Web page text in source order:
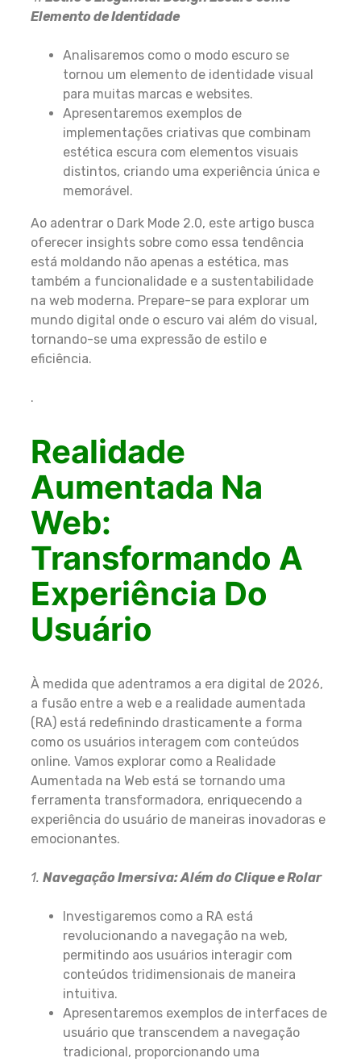
Elemento de Identidade
Analisaremos como o modo escuro se
tornou um elemento de identidade visual
para muitas marcas e websites.
Apresentaremos exemplos de
implementações criativas que combinam
estética escura com elementos visuais
distintos, criando uma experiência única e
memorável.
Ao adentrar o Dark Mode 2.0, este artigo busca
oferecer insights sobre como essa tendência
está moldando não apenas a estética, mas
também a funcionalidade e a sustentabilidade
na web moderna. Prepare-se para explorar um
mundo digital onde o escuro vai além do visual,
tornando-se uma expressão de estilo e
eficiência.
.
Realidade
Aumentada Na
Web:
Transformando A
Experiência Do
Usuário
À medida que adentramos a era digital de 2026,
a fusão entre a web e a realidade aumentada
(RA) está redefinindo drasticamente a forma
como os usuários interagem com conteúdos
online. Vamos explorar como a Realidade
Aumentada na Web está se tornando uma
ferramenta transformadora, enriquecendo a
experiência do usuário de maneiras inovadoras e
emocionantes.
1. Navegação Imersiva: Além do Clique e Rolar
Investigaremos como a RA está
revolucionando a navegação na web,
permitindo aos usuários interagir com
conteúdos tridimensionais de maneira
intuitiva.
Apresentaremos exemplos de interfaces de
usuário que transcendem a navegação
tradicional, proporcionando uma